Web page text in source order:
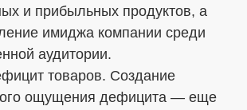
и прибыльных продуктов, а
имиджа компании среди
аудитории.
товаров. Создание
ощущения дефицита — еще